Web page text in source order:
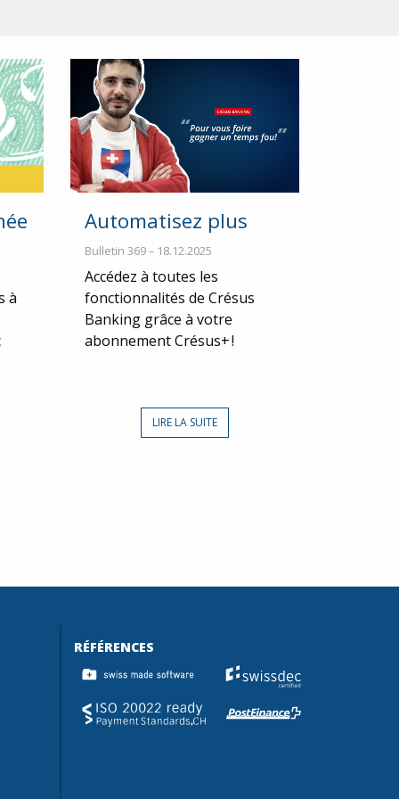
à
Automatisez plus
Bulletin 369 – 18.12.2025
Accédez à toutes les
fonctionnalités de Crésus
Banking grâce à votre
abonnement Crésus+ !
LIRE LA SUITE
RÉFÉRENCES